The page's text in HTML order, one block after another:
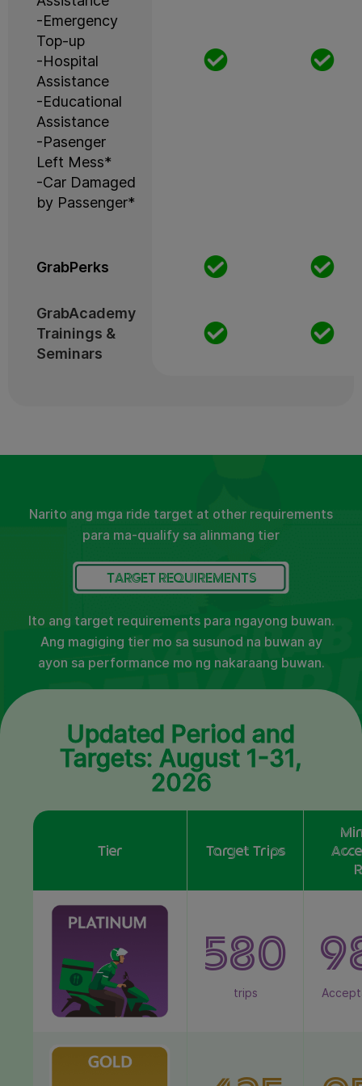
-Emergency
Top-up
-Hospital
Assistance
-Educational
Assistance
-Pasenger
Left Mess*
-Car Damaged
by Passenger*
GrabPerks
GrabAcademy
Trainings &
Seminars
Narito ang mga ride target at other requirements
para ma-qualify sa alinmang tier
TARGET REQUIREMENTS
Ito ang target requirements para ngayong buwan.
Ang magiging tier mo sa susunod na buwan ay
ayon sa performance mo ng nakaraang buwan.
Updated Period and
Targets: August 1-31,
2026
Tier Target Trips
580
trips